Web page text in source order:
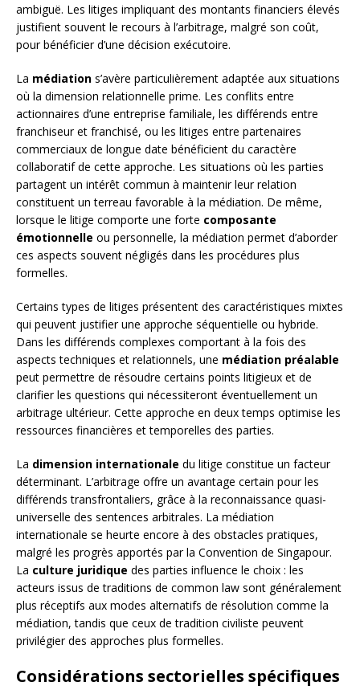
ambiguë. Les litiges impliquant des montants financiers élevés
justifient souvent le recours à l’arbitrage, malgré son coût,
pour bénéficier d’une décision exécutoire.
La médiation s’avère particulièrement adaptée aux situations
où la dimension relationnelle prime. Les conflits entre
actionnaires d’une entreprise familiale, les différends entre
franchiseur et franchisé, ou les litiges entre partenaires
commerciaux de longue date bénéficient du caractère
collaboratif de cette approche. Les situations où les parties
partagent un intérêt commun à maintenir leur relation
constituent un terreau favorable à la médiation. De même,
lorsque le litige comporte une forte composante
émotionnelle ou personnelle, la médiation permet d’aborder
ces aspects souvent négligés dans les procédures plus
formelles.
Certains types de litiges présentent des caractéristiques mixtes
qui peuvent justifier une approche séquentielle ou hybride.
Dans les différends complexes comportant à la fois des
aspects techniques et relationnels, une médiation préalable
peut permettre de résoudre certains points litigieux et de
clarifier les questions qui nécessiteront éventuellement un
arbitrage ultérieur. Cette approche en deux temps optimise les
ressources financières et temporelles des parties.
La dimension internationale du litige constitue un facteur
déterminant. L’arbitrage offre un avantage certain pour les
différends transfrontaliers, grâce à la reconnaissance quasi-
universelle des sentences arbitrales. La médiation
internationale se heurte encore à des obstacles pratiques,
malgré les progrès apportés par la Convention de Singapour.
La culture juridique des parties influence le choix : les
acteurs issus de traditions de common law sont généralement
plus réceptifs aux modes alternatifs de résolution comme la
médiation, tandis que ceux de tradition civiliste peuvent
privilégier des approches plus formelles.
Considérations sectorielles spécifiques